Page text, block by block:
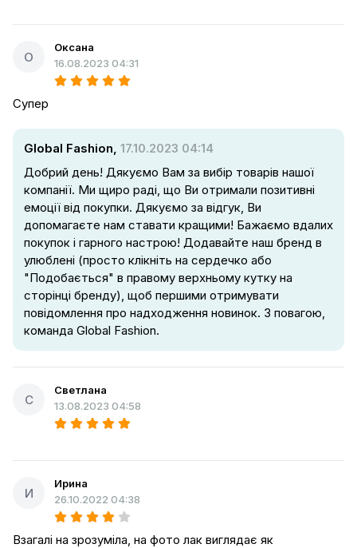
О
Оксана
16.08.2023 04:31
Супер
Global Fashion, 17.10.2023 04:14
Добрий день! Дякуємо Вам за вибір товарів нашої
компанії. Ми щиро раді, що Ви отримали позитивні
емоції від покупки. Дякуємо за відгук, Ви
допомагаєте нам ставати кращими! Бажаємо вдалих
покупок і гарного настрою! Додавайте наш бренд в
улюблені (просто клікніть на сердечко або
"Подобається" в правому верхньому кутку на
сторінці бренду), щоб першими отримувати
повідомлення про надходження новинок. З повагою,
команда Global Fashion.
С
Светлана
13.08.2023 04:58
И
Ирина
26.10.2022 04:38
Взагалі на зрозуміла, на фото лак виглядає як